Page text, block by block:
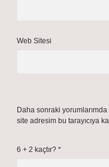
Web Sitesi
Daha sonraki
site adresim bu tarayıcıya
6 + 2 kaçtır? *